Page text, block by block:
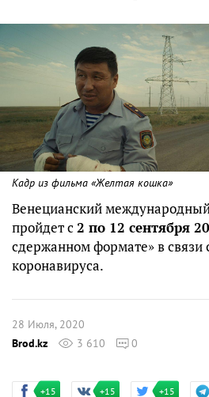
Кадр из фильма «Желтая кошка»
Венецианский
пройдет с2 по 12 сентября
сдержанном формате» в связи
коронавируса.
28 Июля, 2020
Brod.kz
3 610 0
+15 +15 +15